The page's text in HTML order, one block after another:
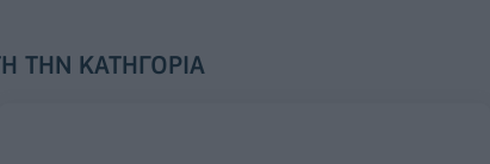
ΤΗΝ ΚΑΤΗΓΟΡΊΑ